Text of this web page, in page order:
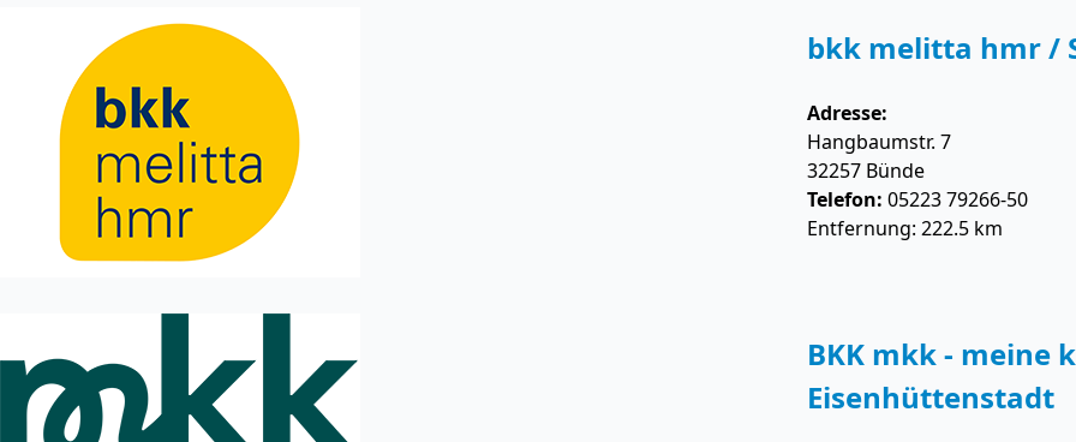
bkk melitta hmr /
Adresse:
Hangbaumstr. 7
32257 Bünde
Telefon: 05223 79266-50
Entfernung: 222.5 km
BKK mkk - meine
Eisenhüttenstadt